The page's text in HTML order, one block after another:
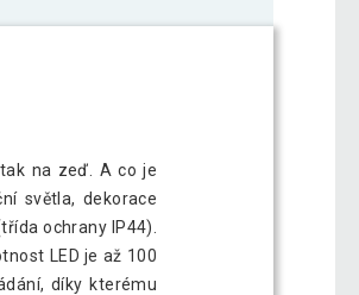
na zeď. A co je
světla, dekorace
ochrany IP44).
LED je až 100
díky kterému